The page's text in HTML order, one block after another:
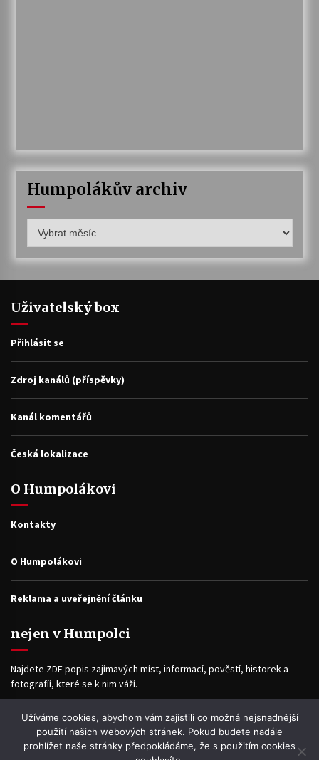
Humpolákův archiv
archiv
Uživatelský box
Přihlásit se
Zdroj kanálů (příspěvky)
Kanál komentářů
Česká lokalizace
O Humpolákovi
Kontakty
O Humpolákovi
Reklama a uveřejnění článku
nejen v Humpolci
Najdete ZDE popis zajímavých míst, informací, pověstí, historek a
fotografíí, které se k nim váží.
Facebook
Užíváme cookies, abychom vám zajistili co možná nejsnadnější
použití našich webových stránek. Pokud budete nadále
prohlížet naše stránky předpokládáme, že s použitím cookies